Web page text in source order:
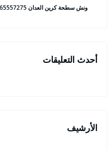
ونش سطحة كرين العدان 65557275 ونش سحب وانقاذ سيارات
أحدث التعليقات
الأرشيف